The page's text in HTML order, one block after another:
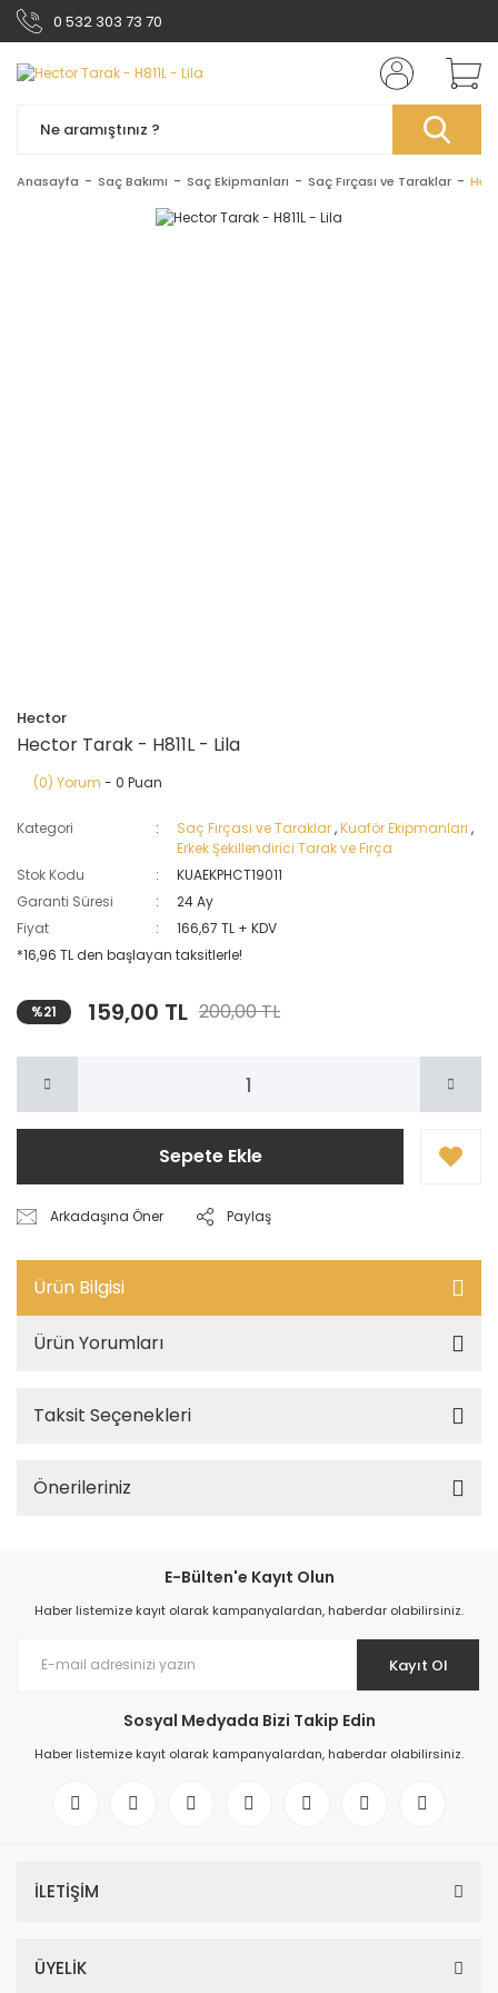
0 532 303 73 70
Anasayfa Saç Bakımı Saç Ekipmanları Saç Fırçası ve Taraklar
Hector
Hector Tarak - H811L - Lila
(0) Yorum - 0 Puan
Kategori Saç Fırçası ve Taraklar,Kuaför Ekipmanları ,
Erkek Şekillendirici Tarak ve Fırça
Stok Kodu
KUAEKPHCT19011
Garanti Süresi
24 Ay
Fiyat
166,67 TL + KDV
*16,96 TL den başlayan taksitlerle!
%21 159,00 TL 200,00 TL
Sepete Ekle
Arkadaşına Öner Paylaş
Ürün Bilgisi
Ürün Yorumları
Taksit Seçenekleri
Önerileriniz
E-Bülten'e Kayıt Olun
Haber listemize kayıt olarak kampanyalardan, haberdar olabilirsiniz.
Kayıt Ol
Sosyal Medyada Bizi Takip Edin
Haber listemize kayıt olarak kampanyalardan, haberdar olabilirsiniz.
İLETİŞİM
ÜYELİK